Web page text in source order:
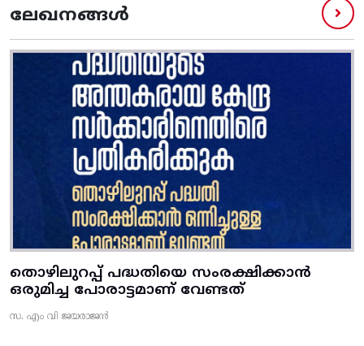
ലേഖനങ്ങൾ
തൊഴിലുറപ്പ് പദ്ധതിയെ സംരക്ഷിക്കാൻ
ഒരുമിച്ച പോരാട്ടമാണ് വേണ്ടത്
സ. എം വി ജയരാജൻ